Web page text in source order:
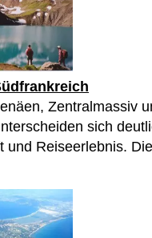
Zentralmassiv
sich
und Reiseerlebnis.